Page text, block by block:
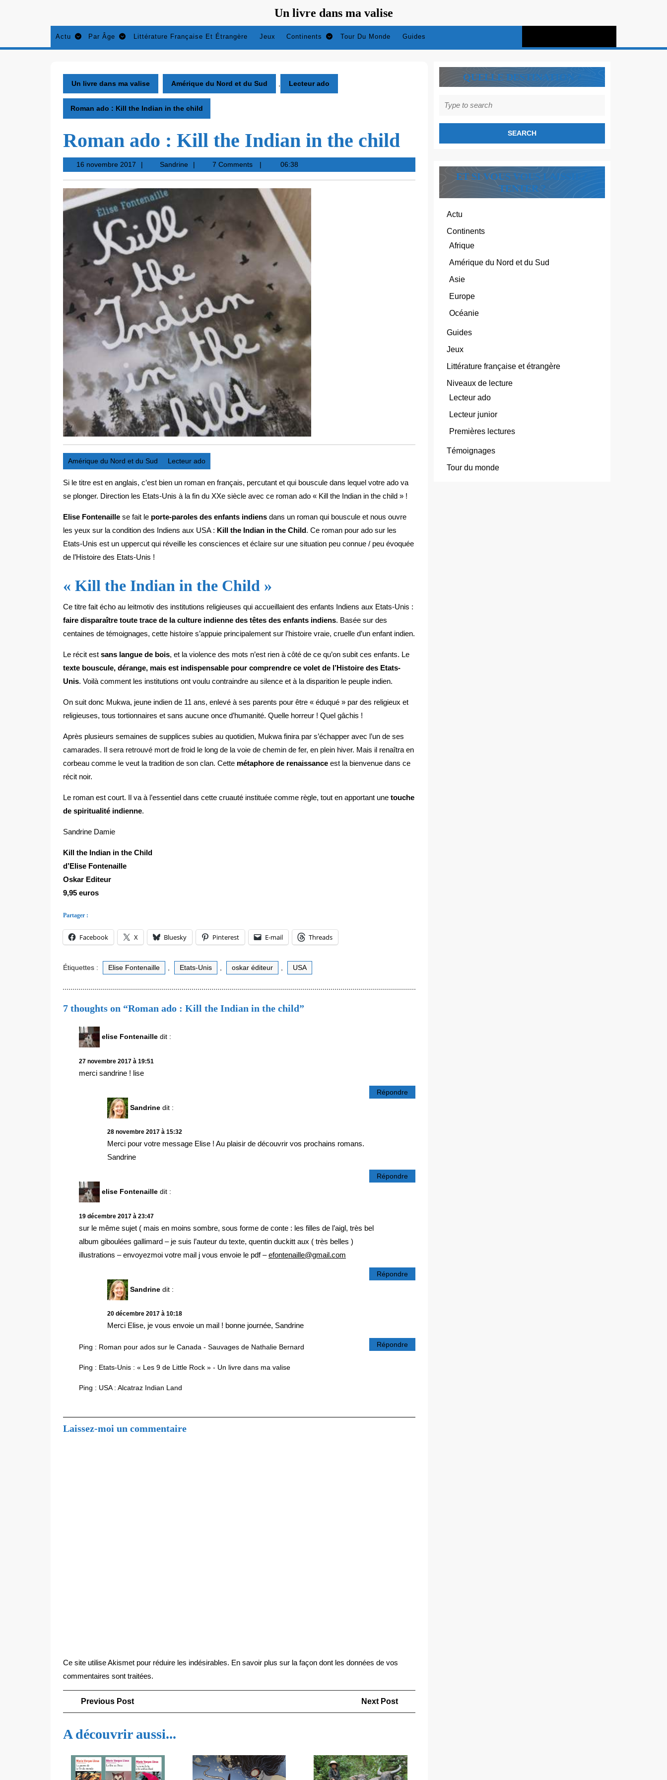
Un livre dans ma valise
Actu Par Âge Littérature Française Et Étrangère Jeux Continents Tour Du Monde Guides
Un livre dans ma valise Amérique du Nord et du Sud Lecteur ado
Roman ado : Kill the Indian in the child
Roman ado : Kill the Indian in the child
16 novembre 201716
novembre
SandrineSandrine7 Comments 06:38
Amérique du Nord et du Sud Lecteur ado
Si le titre est en anglais, c’est bien un roman en français, percutant et qui bouscule dans lequel votre ado va
se plonger. Direction les Etats-Unis à la fin du XXe siècle avec ce roman ado « Kill the Indian in the child » !
Elise Fontenaille se fait le porte-paroles des enfants indiens dans un roman qui bouscule et nous ouvre
les yeux sur la condition des Indiens aux USA : Kill the Indian in the Child. Ce roman pour ado sur les
Etats-Unis est un uppercut qui réveille les consciences et éclaire sur une situation peu connue / peu évoquée
de l’Histoire des Etats-Unis !
« Kill the Indian in the Child »
Ce titre fait écho au leitmotiv des institutions religieuses qui accueillaient des enfants Indiens aux Etats-Unis :
faire disparaître toute trace de la culture indienne des têtes des enfants indiens. Basée sur des
centaines de témoignages, cette histoire s’appuie principalement sur l’histoire vraie, cruelle d’un enfant indien.
Le récit est sans langue de bois, et la violence des mots n’est rien à côté de ce qu’on subit ces enfants. Le
texte bouscule, dérange, mais est indispensable pour comprendre ce volet de l’Histoire des Etats-
Unis. Voilà comment les institutions ont voulu contraindre au silence et à la disparition le peuple indien.
On suit donc Mukwa, jeune indien de 11 ans, enlevé à ses parents pour être « éduqué » par des religieux et
religieuses, tous tortionnaires et sans aucune once d’humanité. Quelle horreur ! Quel gâchis !
Après plusieurs semaines de supplices subies au quotidien, Mukwa finira par s’échapper avec l’un de ses
camarades. Il sera retrouvé mort de froid le long de la voie de chemin de fer, en plein hiver. Mais il renaîtra en
corbeau comme le veut la tradition de son clan. Cette métaphore de renaissance est la bienvenue dans ce
récit noir.
Le roman est court. Il va à l’essentiel dans cette cruauté instituée comme règle, tout en apportant une touche
de spiritualité indienne.
Sandrine Damie
Kill the Indian in the Child
d’Elise Fontenaille
Oskar Editeur
9,95 euros
Partager :
Facebook X Bluesky Pinterest E-mail Threads
Étiquettes : Elise Fontenaille Etats-Unis oskar éditeur USA
7 thoughts on “Roman ado : Kill the Indian in the child”
elise Fontenaille dit :
27 novembre 2017 à 19:51
merci sandrine ! lise
Répondre
Sandrine dit :
28 novembre 2017 à 15:32
Merci pour votre message Elise ! Au plaisir de découvrir vos prochains romans.
Sandrine
Répondre
elise Fontenaille dit :
19 décembre 2017 à 23:47
sur le même sujet ( mais en moins sombre, sous forme de conte : les filles de l’aigl, très bel
album giboulées gallimard – je suis l’auteur du texte, quentin duckitt aux ( très belles )
illustrations – envoyezmoi votre mail j vous envoie le pdf –efontenaille@gmail.com
Répondre
Sandrine dit :
20 décembre 2017 à 10:18
Merci Elise, je vous envoie un mail ! bonne journée, Sandrine
Répondre
Ping : Roman pour ados sur le Canada - Sauvages de Nathalie Bernard
Ping : Etats-Unis : « Les 9 de Little Rock » - Un livre dans ma valise
Ping : USA : Alcatraz Indian Land
Laissez-moi un commentaire
Ce site utilise Akismet pour réduire les indésirables. En savoir plus sur la façon dont les données de vos
commentaires sont traitées.
Navigation
de
l’article
Previous PostPrevious
Next Post
A découvrir aussi...
QUELLE DESTINATION ?
for:
ET SI VOUS VOUS LAISSIEZ
TENTER ?
Actu
Continents
Afrique
Amérique du Nord et du Sud
Asie
Europe
Océanie
Guides
Jeux
Littérature française et étrangère
Niveaux de lecture
Lecteur ado
Lecteur junior
Premières lectures
Témoignages
Tour du monde